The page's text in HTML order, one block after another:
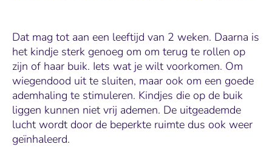
Dat mag tot aan een leeftijd van 2 weken. Daarna is
het kindje sterk genoeg om om terug te rollen op
zijn of haar buik. Iets wat je wilt voorkomen. Om
wiegendood uit te sluiten, maar ook om een goede
ademhaling te stimuleren. Kindjes die op de buik
liggen kunnen niet vrij ademen. De uitgeademde
lucht wordt door de beperkte ruimte dus ook weer
geïnhaleerd.